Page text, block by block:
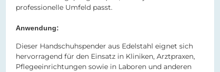
professionelle Umfeld passt.
Anwendung:
Dieser Handschuhspender aus Edelstahl eignet sich
hervorragend für den Einsatz in Kliniken, Arztpraxen,
Pflegeeinrichtungen sowie in Laboren und anderen